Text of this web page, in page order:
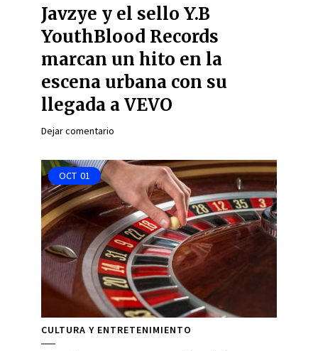
Javzye y el sello Y.B
YouthBlood Records
marcan un hito en la
escena urbana con su
llegada a VEVO
Dejar comentario
OCT 01
CULTURA Y ENTRETENIMIENTO